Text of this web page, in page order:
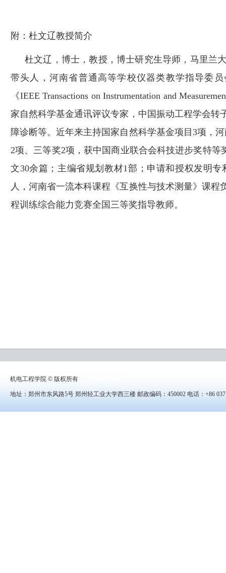
附：杜文辽教授简介
杜文辽，博士，教授，博士研究生导师，马里兰
带头人，河南省普通高等学校仪器类教学指导委
《IEEE Transactions onInstrumentation and
家自然科学基金通讯评议专家，中国振动工程学会
障诊断等。近年来主持国家自然科学基金项目 3项，
2项、三等奖2项，获中国商业联合会科技进步奖特等
文30余篇；主编省规划教材1部；申请和授权发明专
人，河南省一流本科课程《互换性与技术测量》课
程训练综合能力竞赛全国三等奖指导教师。
机电工程学院 © 版权所有
地址：郑州市东风路5号 郑州轻工业大学西三楼 邮政编码：450002 电话：+86